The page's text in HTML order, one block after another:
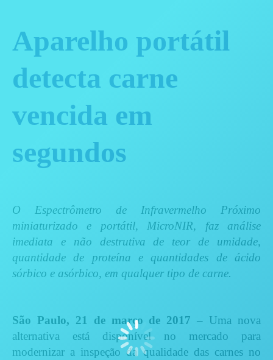
Aparelho portátil
detecta carne
vencida em
segundos
O Espectrômetro de Infravermelho Próximo
miniaturizado e portátil, MicroNIR, faz análise
imediata e não destrutiva de teor de umidade,
quantidade de proteína e quantidades de ácido
sórbico e asórbico, em qualquer tipo de carne.
São Paulo, 21 de março de 2017 – Uma nova
alternativa está disponível no mercado para
modernizar a inspeção da qualidade das carnes no